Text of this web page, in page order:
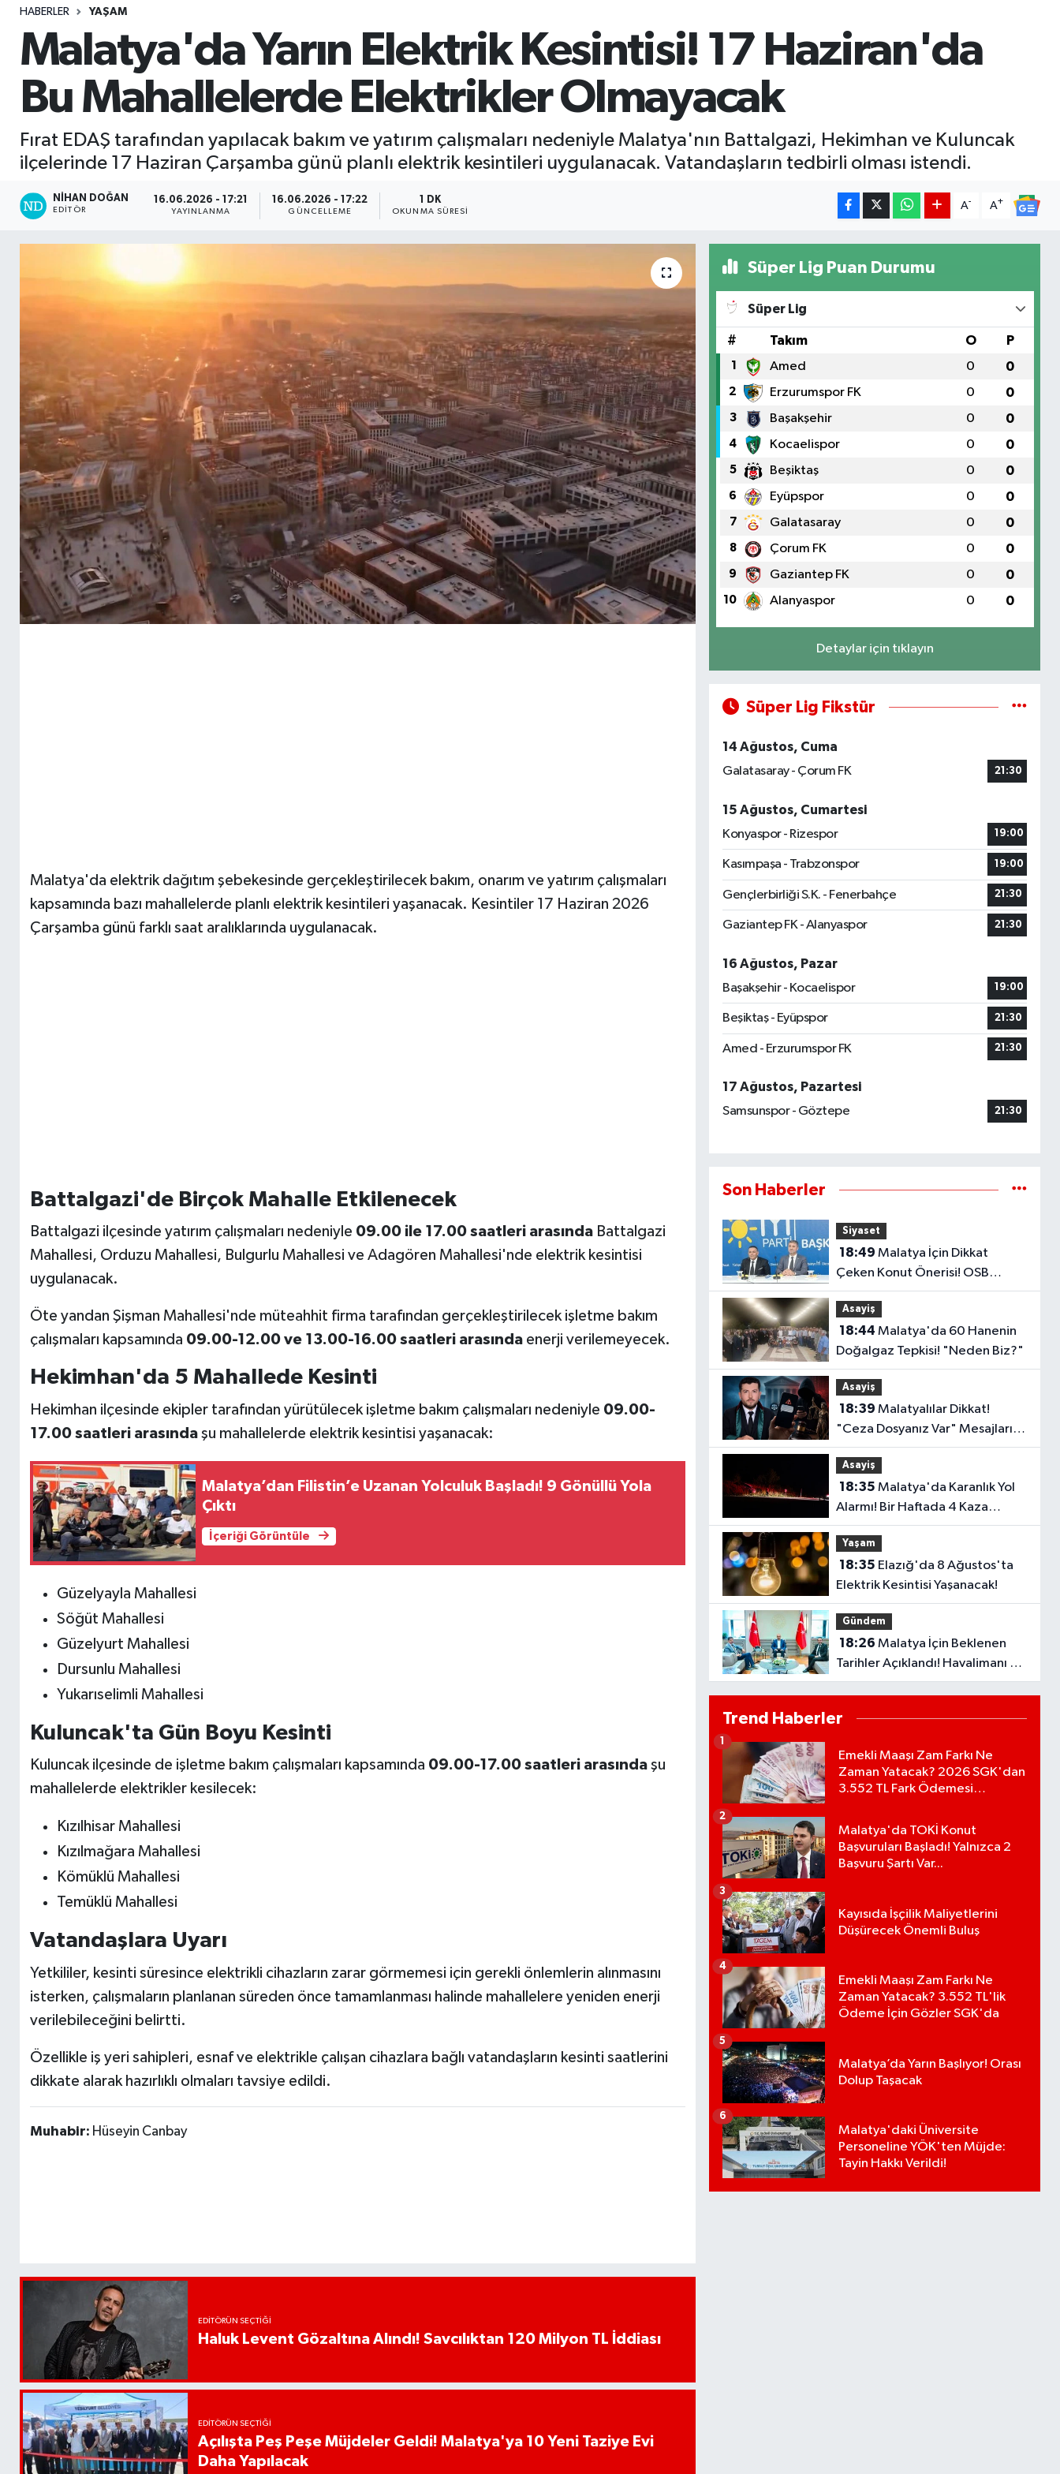
HABERLER YAŞAM
Malatya'da Yarın Elektrik Kesintisi! 17 Haziran'da
Bu Mahallelerde Elektrikler Olmayacak
Fırat EDAŞ tarafından yapılacak bakım ve yatırım çalışmaları nedeniyle Malatya'nın Battalgazi, Hekimhan ve Kuluncak
ilçelerinde 17 Haziran Çarşamba günü planlı elektrik kesintileri uygulanacak. Vatandaşların tedbirli olması istendi.
NIHAN DOĞAN
EDITÖR
16.06.2026 - 17:21
YAYINLANMA
16.06.2026 - 17:22
GÜNCELLEME
1 DK
OKUNMA SÜRESI
A- A+
Malatya'da elektrik dağıtım şebekesinde gerçekleştirilecek bakım, onarım ve yatırım çalışmaları
kapsamında bazı mahallelerde planlı elektrik kesintileri yaşanacak. Kesintiler 17 Haziran 2026
Çarşamba günü farklı saat aralıklarında uygulanacak.
Battalgazi'de Birçok Mahalle Etkilenecek
Battalgazi ilçesinde yatırım çalışmaları nedeniyle 09.00 ile 17.00 saatleri arasındaBattalgazi
Mahallesi, Orduzu Mahallesi, Bulgurlu Mahallesi ve Adagören Mahallesi'nde elektrik kesintisi
uygulanacak.
Öte yandan Şişman Mahallesi'nde müteahhit firma tarafından gerçekleştirilecek işletme bakım
çalışmaları kapsamında 09.00-12.00 ve 13.00-16.00 saatleri arasındaenerji verilemeyecek.
Hekimhan'da 5 Mahallede Kesinti
Hekimhan ilçesinde ekipler tarafından yürütülecek işletme bakım çalışmaları nedeniyle 09.00-
17.00 saatleri arasındaşu mahallelerde elektrik kesintisi yaşanacak:
Malatya’dan Filistin’e Uzanan Yolculuk Başladı! 9 Gönüllü Yola
Çıktı
İçeriği Görüntüle
Güzelyayla Mahallesi
Söğüt Mahallesi
Güzelyurt Mahallesi
Dursunlu Mahallesi
Yukarıselimli Mahallesi
Kuluncak'ta Gün Boyu Kesinti
Kuluncak ilçesinde de işletme bakım çalışmaları kapsamında 09.00-17.00 saatleri arasındaşu
mahallelerde elektrikler kesilecek:
Kızılhisar Mahallesi
Kızılmağara Mahallesi
Kömüklü Mahallesi
Temüklü Mahallesi
Vatandaşlara Uyarı
Yetkililer, kesinti süresince elektrikli cihazların zarar görmemesi için gerekli önlemlerin alınmasını
isterken, çalışmaların planlanan süreden önce tamamlanması halinde mahallelere yeniden enerji
verilebileceğini belirtti.
Özellikle iş yeri sahipleri, esnaf ve elektrikle çalışan cihazlara bağlı vatandaşların kesinti saatlerini
dikkate alarak hazırlıklı olmaları tavsiye edildi.
Muhabir: Hüseyin Canbay
EDITÖRÜN SEÇTIĞI
Haluk Levent Gözaltına Alındı! Savcılıktan 120 Milyon TL İddiası
EDITÖRÜN SEÇTIĞI
Açılışta Peş Peşe Müjdeler Geldi! Malatya'ya 10 Yeni Taziye Evi
Daha Yapılacak
Süper Lig Puan Durumu
Süper Lig
# Takım O P
1 Amed 0 0
2 Erzurumspor FK 0 0
3 Başakşehir 0 0
4 Kocaelispor 0 0
5 Beşiktaş 0 0
6 Eyüpspor 0 0
7 Galatasaray 0 0
8 Çorum FK 0 0
9 Gaziantep FK 0 0
10 Alanyaspor 0 0
Detaylar için tıklayın
Süper Lig Fikstür
14 Ağustos, Cuma
Galatasaray - Çorum FK
21:30
15 Ağustos, Cumartesi
Konyaspor - Rizespor
19:00
Kasımpaşa - Trabzonspor 19:00
Gençlerbirliği S.K. - Fenerbahçe 21:30
Gaziantep FK - Alanyaspor 21:30
16 Ağustos, Pazar
Başakşehir - Kocaelispor
19:00
Beşiktaş - Eyüpspor 21:30
Amed - Erzurumspor FK 21:30
17 Ağustos, Pazartesi
Samsunspor - Göztepe
21:30
Son Haberler
Siyaset
18:49
Çeken Konut Önerisi! OSB
Çalışanlarına Faizsiz Ev Çağrısı..
Asayiş
18:44
Doğalgaz Tepkisi! "Neden Biz?"
Asayiş
18:39
"Ceza Dosyanız Var" Mesajlarına
Sakın Kanmayın
Asayiş
18:35
Alarmı! Bir Haftada 4 Kaza
Yaşandı..
Yaşam
18:35
Elektrik Kesintisi Yaşanacak!
Gündem
18:26
Tarihler Açıklandı! Havalimanı ve
Çevre Yolu Açılıyor..
Trend Haberler
Emekli Maaşı Zam Farkı Ne
Zaman Yatacak? 2026 SGK'dan
3.552 TL Fark Ödemesi
1
Malatya'da TOKİ Konut
Başvuruları Başladı! Yalnızca 2
Başvuru Şartı Var...
2
Kayısıda İşçilik Maliyetlerini
Düşürecek Önemli Buluş
3
Emekli Maaşı Zam Farkı Ne
Zaman Yatacak? 3.552 TL'lik
Ödeme İçin Gözler SGK'da
4
Malatya’da Yarın Başlıyor! Orası
Dolup Taşacak
5
Malatya'daki Üniversite
Personeline YÖK'ten Müjde:
Tayin Hakkı Verildi!
6
Seri İlan
Siyaset
Spor
Yaşam